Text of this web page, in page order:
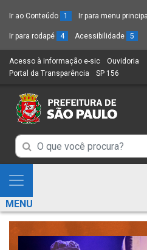
Ir ao Conteúdo 1 Ir para menu principal
Ir para rodapé 4 Acessibilidade 5
Acesso à informação e-sic (Link
para
novo
sítio)
Ouvidoria
Portal da Transparência (Link
um
novo
SP 156
Campo
de
Busca
de
informações
Campo
de
de
informações
Mostra
e
Esconde
Menu
MENU